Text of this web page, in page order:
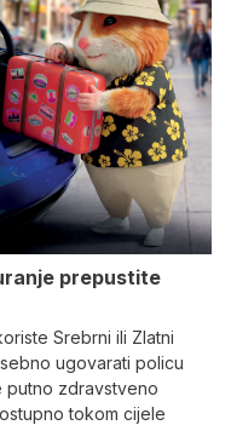
prepustite
Srebrni ili Zlatni
ugovarati policu
putno zdravstveno
tokom cijele